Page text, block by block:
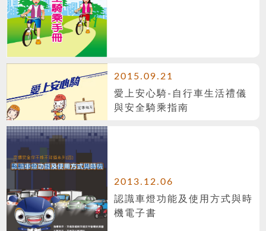
2015.09.21
愛上安心騎-自行車生活禮儀
與安全騎乘指南
2013.12.06
認識車燈功能及使用方式與時
機電子書